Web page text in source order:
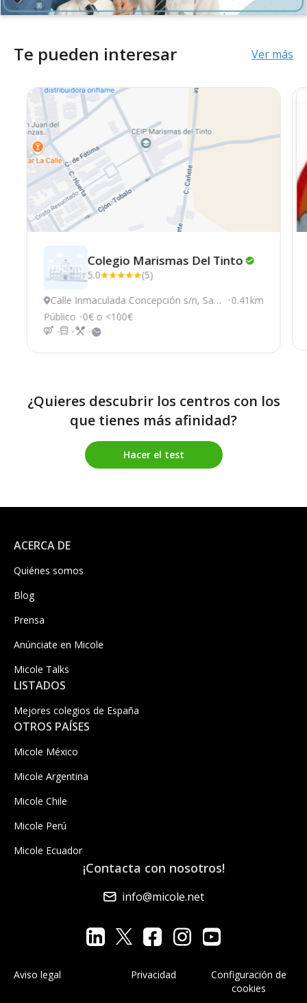
Te pueden interesar Ver más
Colegio Marismas Del Tinto
5.0
(5)
Calle Inmaculada Concepción s/n, San
Juan del Puerto
0.41km
Público 0€ o <100€
¿Quieres descubrir los centros con los
que tienes más afinidad?
Hacer el test
ACERCA DE
Quiénes somos
Blog
Prensa
Anúnciate en Micole
Micole Talks
LISTADOS
Mejores colegios de España
OTROS PAÍSES
Micole México
Micole Argentina
Micole Chile
Micole Perú
Micole Ecuador
¡Contacta con nosotros!
info@micole.net
Aviso legal Privacidad
Configuración de
cookies